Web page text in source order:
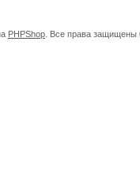
PHPShop . Все права защищены